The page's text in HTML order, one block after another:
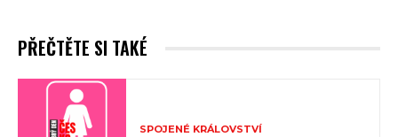
PŘEČTĚTE SI TAKÉ
SPOJENÉ KRÁLOVSTVÍ